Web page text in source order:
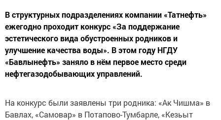
В структурных подразделениях компании «Татнефть»
ежегодно проходит конкурс «За поддержание
эстетического вида обустроенных родников и
улучшение качества воды». В этом году НГДУ
«Бавлынефть» заняло в нём первое место среди
нефтегазодобывающих управлений.
На конкурс были заявлены три родника: «Ак Чишма» в
Бавлах, «Самовар» в Потапово-Тумбарле, «Кезьыт